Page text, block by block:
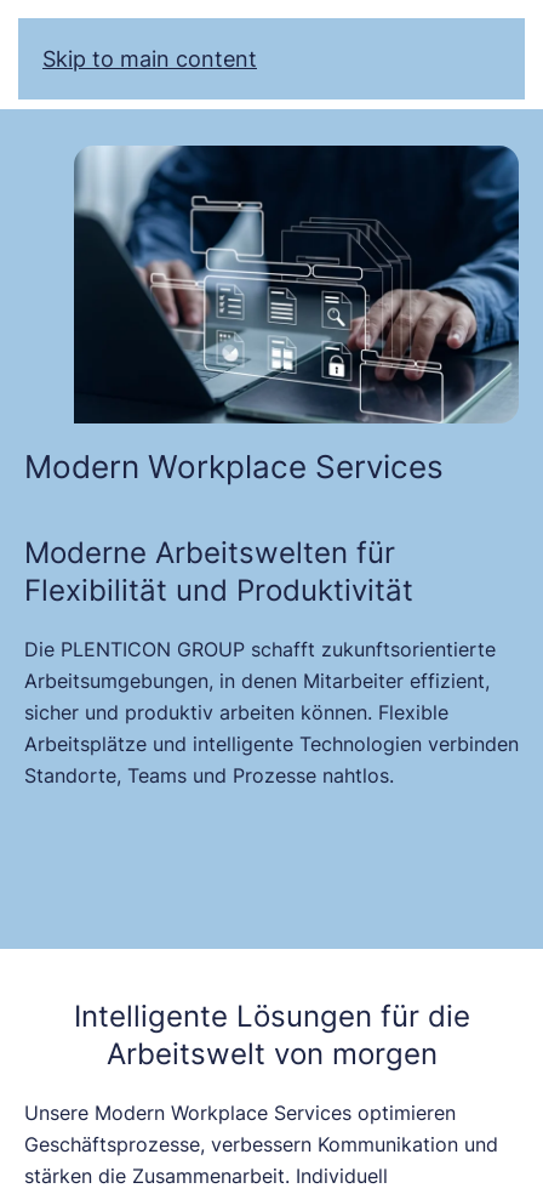
Skip to main content
Modern Workplace Services
Moderne Arbeitswelten für
Flexibilität und Produktivität
Die PLENTICON GROUP schafft zukunftsorientierte
Arbeitsumgebungen, in denen Mitarbeiter effizient,
sicher und produktiv arbeiten können. Flexible
Arbeitsplätze und intelligente Technologien verbinden
Standorte, Teams und Prozesse nahtlos.
Intelligente Lösungen für die
Arbeitswelt von morgen
Unsere Modern Workplace Services optimieren
Geschäftsprozesse, verbessern Kommunikation und
stärken die Zusammenarbeit. Individuell